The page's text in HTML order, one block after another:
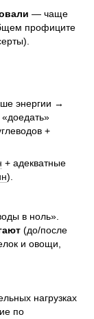
— чаще
профиците
энергии →
+
+ адекватные
).
в ноль».
(до/после
и овощи,
нагрузках
по